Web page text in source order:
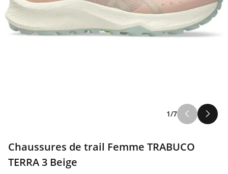
1/7
Chaussures de trail Femme TRABUCO
TERRA 3 Beige